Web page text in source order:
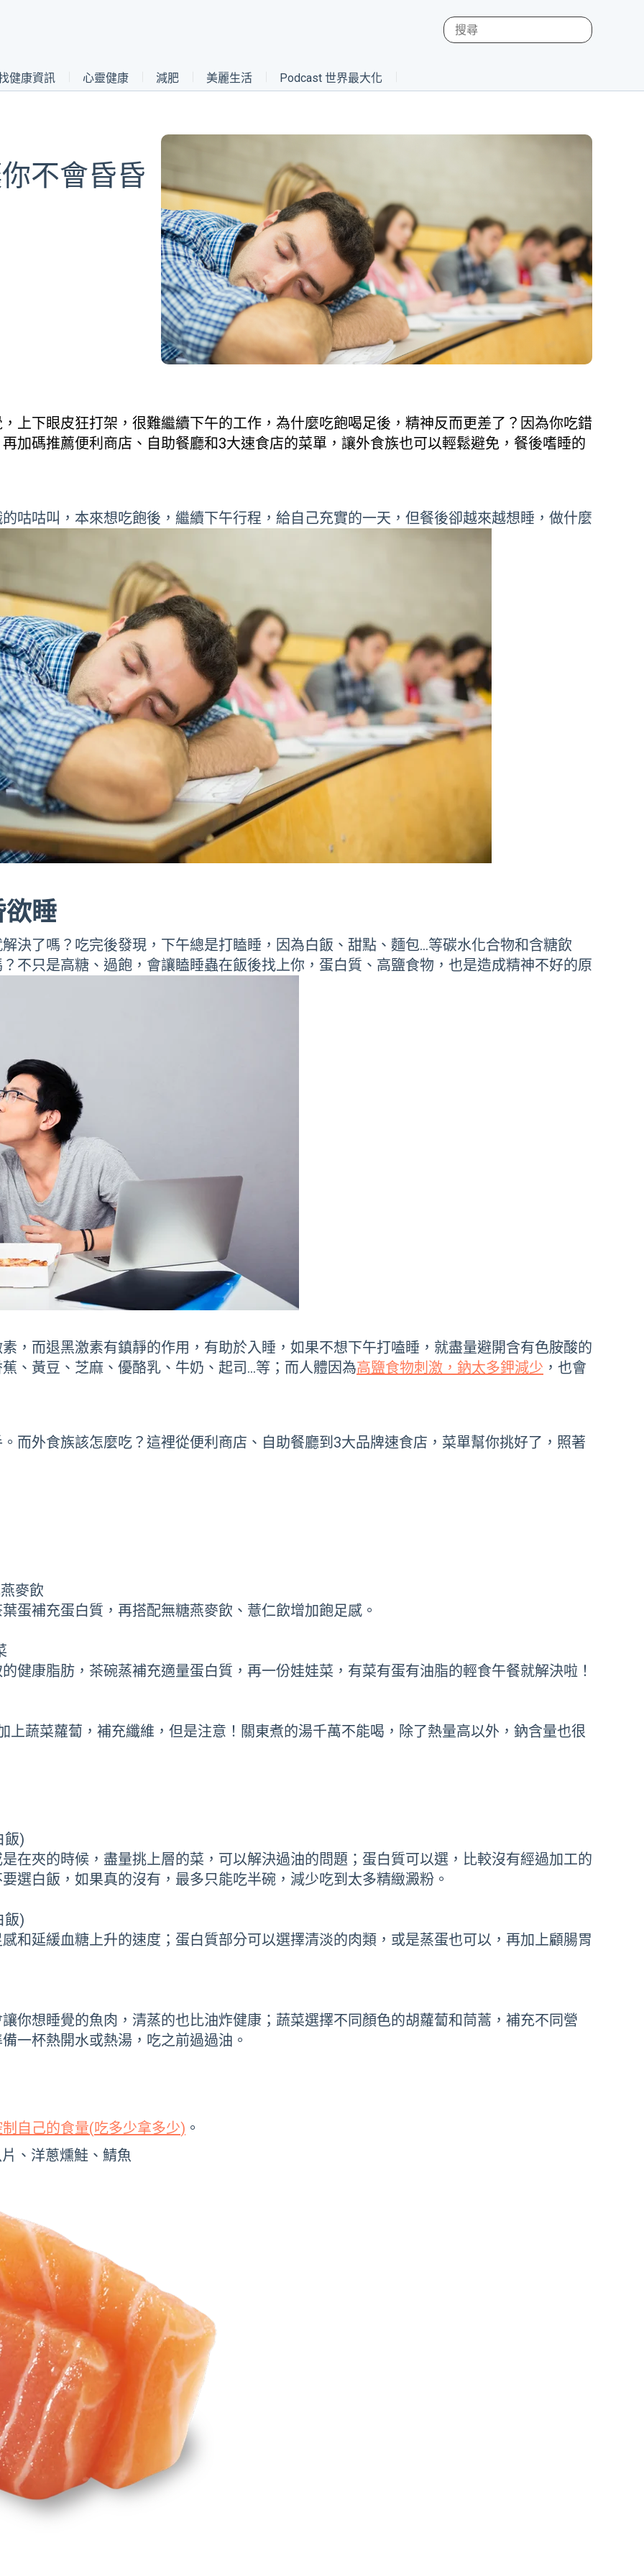
健康資訊 心靈健康 減肥 美麗生活 Podcast 世界最大化
不會昏昏
上下眼皮狂打架，很難繼續下午的工作，為什麼吃飽喝足後，精神反而更差了？因為你吃錯
加碼推薦便利商店、自助餐廳和3大速食店的菜單，讓外食族也可以輕鬆避免，餐後嗜睡的
咕咕叫，本來想吃飽後，繼續下午行程，給自己充實的一天，但餐後卻越來越想睡，做什麼
欲睡
決了嗎？吃完後發現，下午總是打瞌睡，因為白飯、甜點、麵包…等碳水化合物和含糖飲
不只是高糖、過飽，會讓瞌睡蟲在飯後找上你，蛋白質、高鹽食物，也是造成精神不好的原
，而退黑激素有鎮靜的作用，有助於入睡，如果不想下午打嗑睡，就盡量避開含有色胺酸的
、黃豆、芝麻、優酪乳、牛奶、起司…等；而人體因為高鹽食物刺激，鈉太多鉀減少 ，也會
而外食族該怎麼吃？這裡從便利商店、自助餐廳到3大品牌速食店，菜單幫你挑好了，照著
麥飲
蛋補充蛋白質，再搭配無糖燕麥飲、薏仁飲增加飽足感。
健康脂肪，茶碗蒸補充適量蛋白質，再一份娃娃菜，有菜有蛋有油脂的輕食午餐就解決啦！
上蔬菜蘿蔔，補充纖維，但是注意！關東煮的湯千萬不能喝，除了熱量高以外，鈉含量也很
飯)
在夾的時候，盡量挑上層的菜，可以解決過油的問題；蛋白質可以選，比較沒有經過加工的
選白飯，如果真的沒有，最多只能吃半碗，減少吃到太多精緻澱粉。
飯)
和延緩血糖上升的速度；蛋白質部分可以選擇清淡的肉類，或是蒸蛋也可以，再加上顧腸胃
你想睡覺的魚肉，清蒸的也比油炸健康；蔬菜選擇不同顏色的胡蘿蔔和茼蒿，補充不同營
一杯熱開水或熱湯，吃之前過過油。
自己的食量(吃多少拿多少) 。
、洋蔥燻鮭、鯖魚